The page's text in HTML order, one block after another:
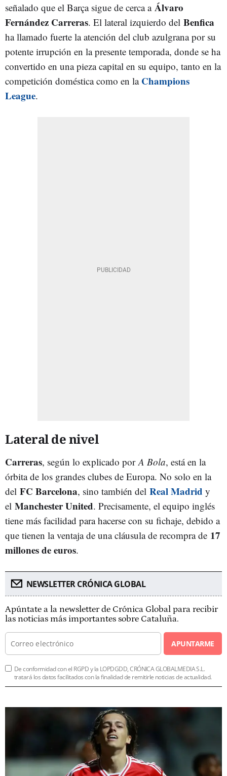
señalado que el Barça sigue de cerca a Álvaro
Fernández Carreras. El lateral izquierdo del Benfica
ha llamado fuerte la atención del club azulgrana por su
potente irrupción en la presente temporada, donde se ha
convertido en una pieza capital en su equipo, tanto en la
competición doméstica como en la Champions
League.
Lateral de nivel
Carreras, según lo explicado porA Bola, está en la
órbita de los grandes clubes de Europa. No solo en la
del FC Barcelona, sino también del Real Madrid y
el Manchester United. Precisamente, el equipo inglés
tiene más facilidad para hacerse con su fichaje, debido a
que tienen la ventaja de una cláusula de recompra de 17
millones de euros.
NEWSLETTER CRÓNICA GLOBAL
Apúntate a la newsletter de Crónica Global para recibir
las noticias más importantes sobre Cataluña.
APUNTARME
De conformidad con el RGPD y la LOPDGDD, CRÓNICA GLOBALMEDIA S.L.
tratará los datos facilitados con la finalidad de remitirle noticias de actualidad.